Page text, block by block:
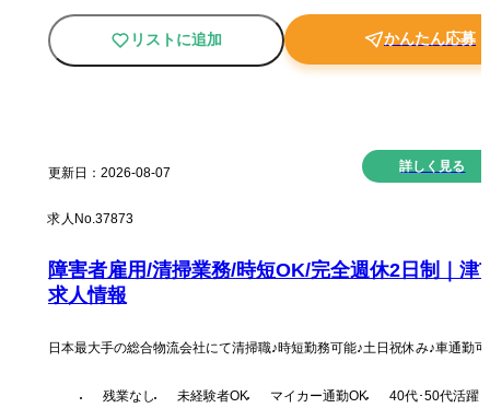
リストに追加 かんたん応募
更新日： 2026-08-07
求人No. 37873
詳しく見る
障害者雇用/清掃業務/時短OK/完全週休2日制｜津
求人情報
日本最大手の総合物流会社にて清掃職♪時短勤務可能♪土日祝休み♪車通勤可
残業なし 未経験者OK マイカー通勤OK 40代･50代活躍